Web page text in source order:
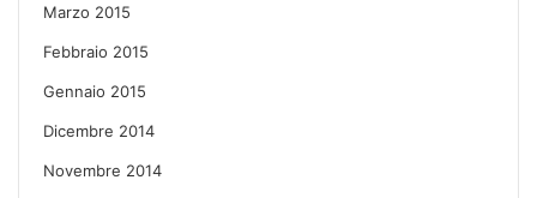
Marzo 2015
Febbraio 2015
Gennaio 2015
Dicembre 2014
Novembre 2014